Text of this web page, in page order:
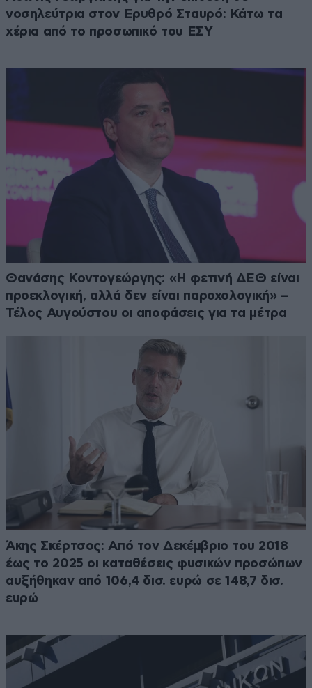
νοσηλεύτρια στον Ερυθρό Σταυρό: Κάτω τα
χέρια από το προσωπικό του ΕΣΥ
Θανάσης Κοντογεώργης: «Η φετινή ΔΕΘ είναι
προεκλογική, αλλά δεν είναι παροχολογική» –
Τέλος Αυγούστου οι αποφάσεις για τα μέτρα
Άκης Σκέρτσος: Από τον Δεκέμβριο του 2018
έως το 2025 οι καταθέσεις φυσικών προσώπων
αυξήθηκαν από 106,4 δισ. ευρώ σε 148,7 δισ.
ευρώ